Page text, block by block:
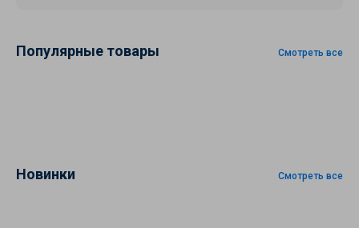
Популярные товары Смотреть все
Новинки Смотреть все